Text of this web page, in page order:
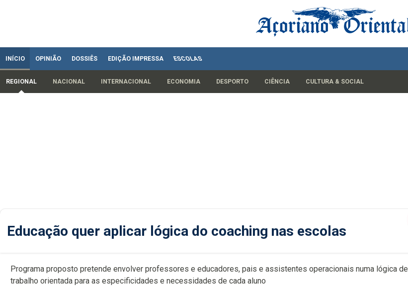
INÍCIO OPINIÃO DOSSIÊS EDIÇÃO IMPRESSA ESCOLAS
REGIONAL NACIONAL INTERNACIONAL ECONOMIA DESPORTO CIÊNCIA CULTURA & SOCIAL
Educação quer aplicar lógica do coaching nas escolas
Programa proposto pretende envolver professores e educadores, pais e assistentes operacionais numa lógica de
trabalho orientada para as especificidades e necessidades de cada aluno